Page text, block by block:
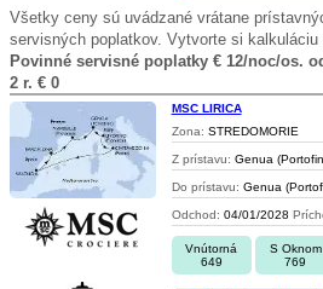
Všetky ceny sú uvádzané vrátane
servisných poplatkov. Vytvorte si kalkuláciu
Povinné servisné poplatky € 12/noc/os.
2 r. € 0
MSC LIRICA
Zona: STREDOMORIE
Z prístavu: Genua
Do prístavu: Genua
Odchod: 04/01/2028
Vnútorná
649
S Oknom
769